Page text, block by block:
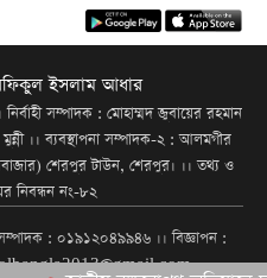
ইসলাম আধার
সম্পাদক : মোহাম্মদ জুবায়ের রহমান
।। ব্যবস্থাপনা সম্পাদক-২ : আলমগীর
শেরপুর টাউন, শেরপুর। ।। তথ্য ও
নিবন্ধন নং-৮২
: ০১৯১২০৪৯৯৪৬ ।। বিজ্ঞাপন :